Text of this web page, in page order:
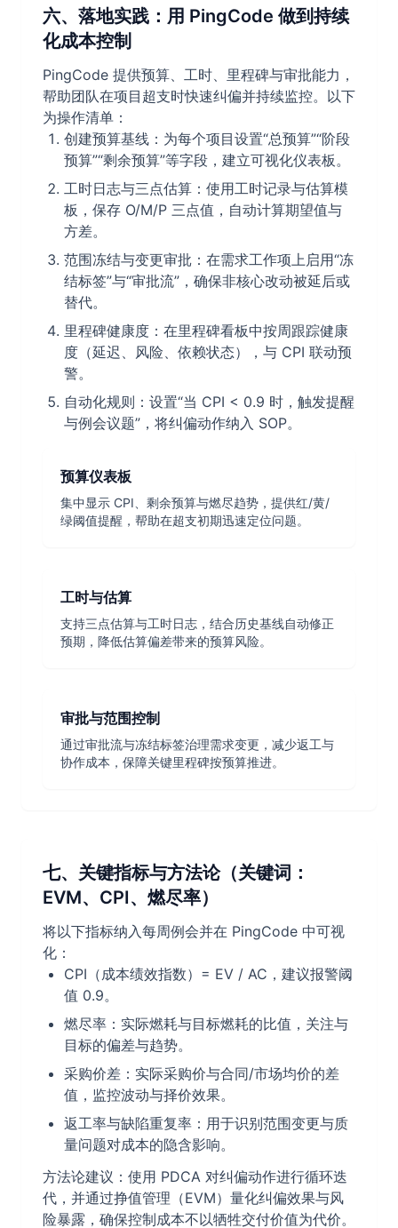
六、落地实践：用 PingCode 做到持续
化成本控制
PingCode 提供预算、工时、里程碑与审批能力，
帮助团队在项目超支时快速纠偏并持续监控。以下
为操作清单：
创建预算基线：为每个项目设置“总预算”“阶段
预算”“剩余预算”等字段，建立可视化仪表板。
工时日志与三点估算：使用工时记录与估算模
板，保存 O/M/P 三点值，自动计算期望值与
方差。
范围冻结与变更审批：在需求工作项上启用“冻
结标签”与“审批流”，确保非核心改动被延后或
替代。
里程碑健康度：在里程碑看板中按周跟踪健康
度（延迟、风险、依赖状态），与 CPI 联动预
警。
自动化规则：设置“当 CPI < 0.9 时，触发提醒
与例会议题”，将纠偏动作纳入 SOP。
预算仪表板
集中显示 CPI、剩余预算与燃尽趋势，提供红/黄/
绿阈值提醒，帮助在超支初期迅速定位问题。
工时与估算
支持三点估算与工时日志，结合历史基线自动修正
预期，降低估算偏差带来的预算风险。
审批与范围控制
通过审批流与冻结标签治理需求变更，减少返工与
协作成本，保障关键里程碑按预算推进。
七、关键指标与方法论（关键词：
EVM、CPI、燃尽率）
将以下指标纳入每周例会并在 PingCode 中可视
化：
CPI（成本绩效指数）= EV / AC，建议报警阈
值 0.9。
燃尽率：实际燃耗与目标燃耗的比值，关注与
目标的偏差与趋势。
采购价差：实际采购价与合同/市场均价的差
值，监控波动与择价效果。
返工率与缺陷重复率：用于识别范围变更与质
量问题对成本的隐含影响。
方法论建议：使用 PDCA 对纠偏动作进行循环迭
代，并通过挣值管理（EVM）量化纠偏效果与风
险暴露，确保控制成本不以牺牲交付价值为代价。